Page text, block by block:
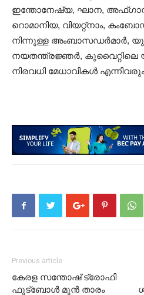
ഇന്തോനേഷ്യ, ഘാന,
റൊമാനിയ, വിയറ്റ്നാം,
നിന്നുള്ള അംബാസഡർമാർ,
നയതന്ത്രജ്ഞർ,
നിരവധി മേധാവികൾ
Previous article
കേരള സന്തോഷ് ട്രോഫി
ഫുട്ബോൾ മുൻ താരം